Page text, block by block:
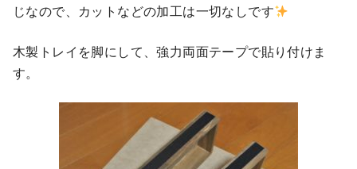
じなので、カットなどの加工は一切なしです
木製トレイを脚にして、強力両面テープで貼り付けま
す。